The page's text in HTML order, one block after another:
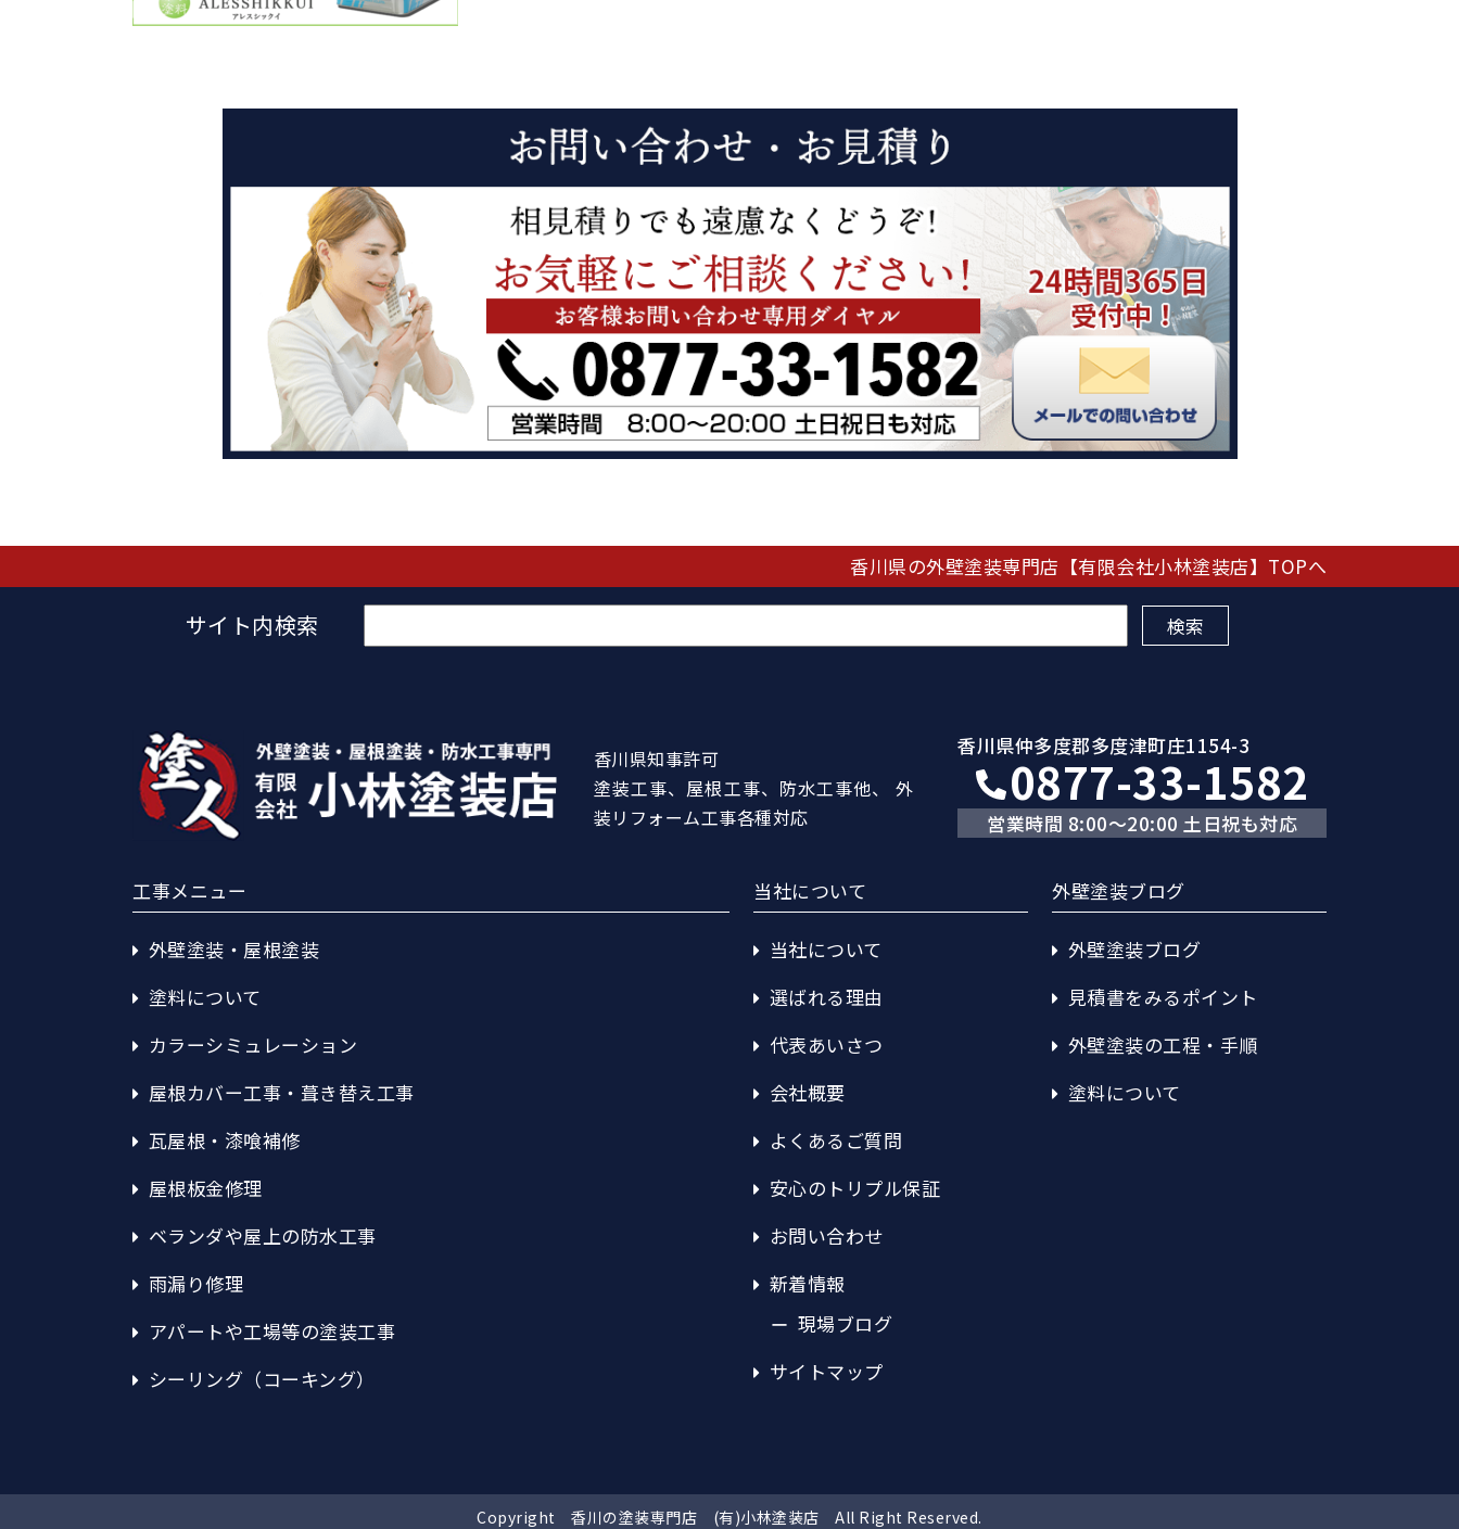
香川県の外壁塗装専門店【有限会社小林塗装店】TOPへ
サイト内検索
索:
香川県知事許可
塗装工事、屋根工事、防水工事他、 外
装リフォーム工事各種対応
香川県仲多度郡多度津町庄1154-3
0877-33-1582
営業時間 8:00～20:00 土日祝も対応
工事メニュー
外壁塗装・屋根塗装
塗料について
カラーシミュレーション
屋根カバー工事・葺き替え工事
瓦屋根・漆喰補修
屋根板金修理
ベランダや屋上の防水工事
雨漏り修理
アパートや工場等の塗装工事
シーリング（コーキング）
当社について
当社について
選ばれる理由
代表あいさつ
会社概要
よくあるご質問
安心のトリプル保証
お問い合わせ
新着情報
現場ブログ
サイトマップ
外壁塗装ブログ
外壁塗装ブログ
見積書をみるポイント
外壁塗装の工程・手順
塗料について
Copyright 香川の塗装専門店 (有)小林塗装店 All Right Reserved.